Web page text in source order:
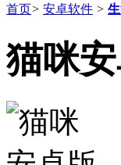
首页> 安卓软件 >
猫咪